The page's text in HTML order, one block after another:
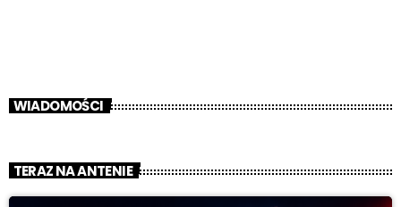
WIADOMOŚCI
TERAZ NA ANTENIE